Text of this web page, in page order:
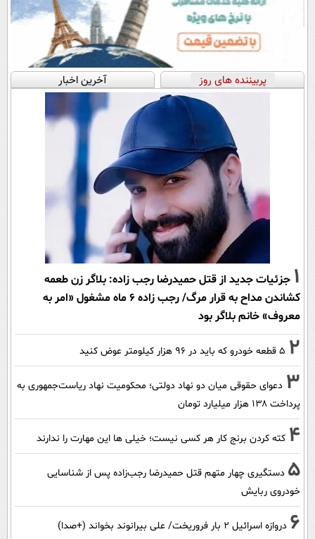
پربیننده های روز آخرین اخبار
1 جزئیات جدید از قتل حمیدرضا رجب زاده: بلاگر زن طعمه
کشاندن مداح به قرار مرگ/ رجب زاده 6 ماه مشغول «امر به
معروف» خانم بلاگر بود
2 ۵ قطعه خودرو که باید در ۹۶ هزار کیلومتر عوض کنید
3 دعوای حقوقی میان دو نهاد دولتی؛ محکومیت نهاد ریاست‌جمهوری به
پرداخت ۱۳۸ هزار میلیارد تومان
4 کته کردن برنج کار هر کسی نیست؛ خیلی ها این مهارت را ندارند
5 دستگیری چهار متهم قتل حمیدرضا رجب‌زاده پس از شناسایی
خودروی ربایش
6 دروازه اسرائیل ۲ بار فروریخت/ علی بیرانوند بخواند (+صدا)